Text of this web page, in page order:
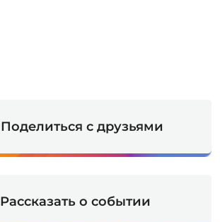
Поделиться с друзьями
Рассказать о событии